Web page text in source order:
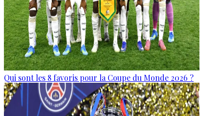
Qui sont les 8 favoris pour la Coupe du Monde 2026 ?